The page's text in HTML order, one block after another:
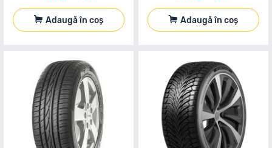
Adaugă în coș Adaugă în coș